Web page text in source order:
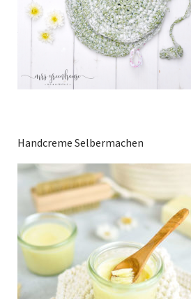
Handcreme Selbermachen